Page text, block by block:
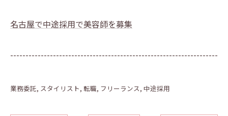
名古屋で中途採用で美容師を募集
--------------------------------------------------------------------
業務委託 スタイリスト 転職 フリーランス 中途採用